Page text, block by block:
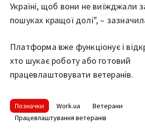
Україні, щоб вони не виїжджали
пошуках кращої долі", –
Платформа вже функціонує і
хто шукає роботу або готовий
працевлаштовувати ветеранів.
Позначки Work.ua
Ветерани
Працевлаштування ветеранів